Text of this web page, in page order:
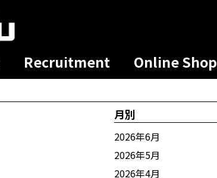
Recruitment Online Shop
月別
2026年6月
2026年5月
2026年4月